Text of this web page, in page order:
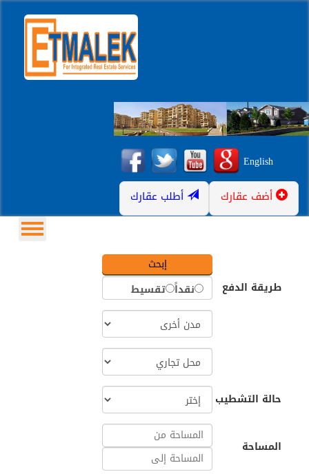
English
أضف عقارك أطلب عقارك
طريقة الدفع نقداً تقسيط
حالة التشطيب
المساحة